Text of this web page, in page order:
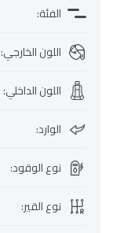
الفئة:
اللون الخارجي:
اللون الداخلي:
الوارد:
نوع الوقود:
نوع القير: